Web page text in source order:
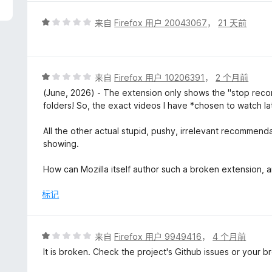
评
5
来自Firefox 用户 20043067， 21 天前
评
分
1
5
来自Firefox 用户 10206391 ， 2 个月前
(June, 2026) - The extension only shows the "stop
folders! So, the exact videos I have *chosen to watch
All the other actual stupid, pushy, irrelevant
showing.
How can Mozilla itself author such a broken extension,
标记
评
分
来自Firefox 用户 9949416，4 个月前
It is broken. Check the project's Github issues or your